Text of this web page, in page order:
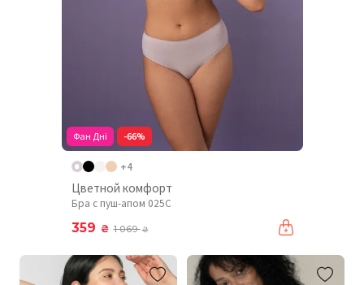
Фан Дні -66%
+4
Цветной комфорт
Бра с пуш-апом 025C
359 ₴ 1 069₴